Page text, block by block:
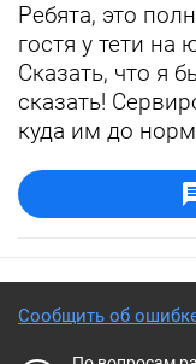
Ребята, это
гостя у тети на
Сказать, что я
сказать!
куда им до
Сообщить об